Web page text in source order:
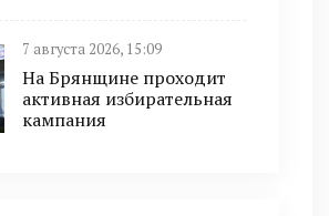
7 августа 2026, 15:09
На Брянщине проходит
активная избирательная
кампания